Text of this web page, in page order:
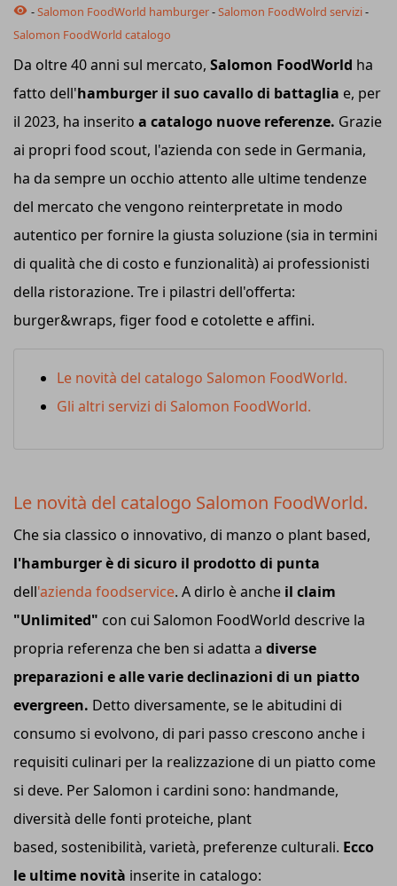
-Salomon FoodWorld hamburger-Salomon FoodWolrd servizi-
Salomon FoodWorld catalogo
Da oltre 40 anni sul mercato, Salomon FoodWorld ha
fatto dell'hamburger il suo cavallo di battaglia e, per
il 2023, ha inserito a catalogo nuove referenze. Grazie
ai propri food scout, l'azienda con sede in Germania,
ha da sempre un occhio attento alle ultime tendenze
del mercato che vengono reinterpretate in modo
autentico per fornire la giusta soluzione (sia in termini
di qualità che di costo e funzionalità) ai professionisti
della ristorazione. Tre i pilastri dell'offerta:
burger&wraps, figer food e cotolette e affini.
Le novità del catalogo Salomon FoodWorld.
Gli altri servizi di Salomon FoodWorld.
Le novità del catalogo Salomon FoodWorld.
Che sia classico o innovativo, di manzo o plant based,
l'hamburger è di sicuro il prodotto di punta
dell'azienda foodservice. A dirlo è anche il claim
"Unlimited" con cui Salomon FoodWorld descrive la
propria referenza che ben si adatta a diverse
preparazioni e alle varie declinazioni di un piatto
evergreen. Detto diversamente, se le abitudini di
consumo si evolvono, di pari passo crescono anche i
requisiti culinari per la realizzazione di un piatto come
si deve. Per Salomon i cardini sono: handmande,
diversità delle fonti proteiche, plant
based, sostenibilità, varietà, preferenze culturali. Ecco
le ultime novità inserite in catalogo: